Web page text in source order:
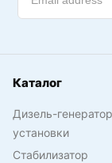
Каталог
Дизель-
установки
Стабилизатор